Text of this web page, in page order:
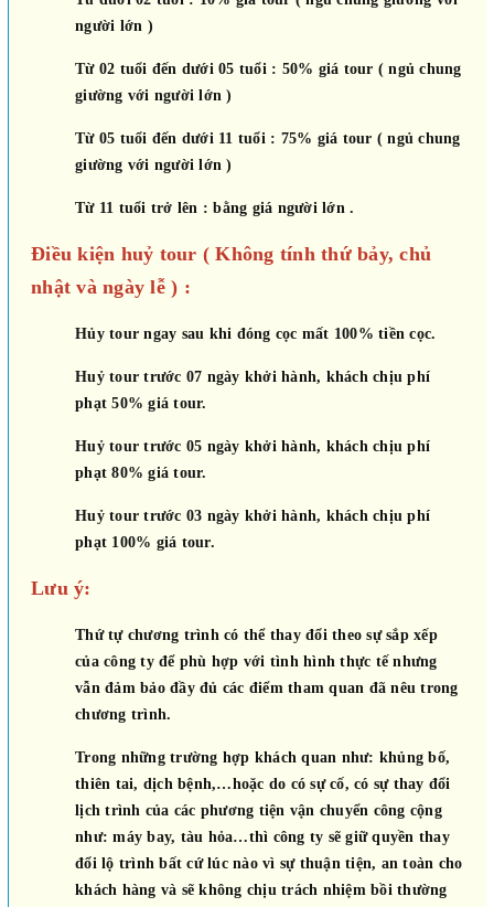
người lớn )
Từ 02 tuổi đến dưới 05 tuổi : 50% giá tour ( ngủ chung
giường với người lớn )
Từ 05 tuổi đến dưới 11 tuổi : 75% giá tour ( ngủ chung
giường với người lớn )
Từ 11 tuổi trở lên : bằng giá người lớn .
Điều kiện huỷ tour ( Không tính thứ bảy, chủ
nhật và ngày lễ ) :
Hủy tour ngay sau khi đóng cọc mất 100% tiền cọc.
Huỷ tour trước 07 ngày khởi hành, khách chịu phí
phạt 50% giá tour.
Huỷ tour trước 05 ngày khởi hành, khách chịu phí
phạt 80% giá tour.
Huỷ tour trước 03 ngày khởi hành, khách chịu phí
phạt 100% giá tour.
Lưu ý:
Thứ tự chương trình có thể thay đổi theo sự sắp xếp
của công ty để phù hợp với tình hình thực tế nhưng
vẫn đảm bảo đầy đủ các điểm tham quan đã nêu trong
chương trình.
Trong những trường hợp khách quan như: khủng bố,
thiên tai, dịch bệnh,…hoặc do có sự cố, có sự thay đổi
lịch trình của các phương tiện vận chuyển công cộng
như: máy bay, tàu hỏa…thì công ty sẽ giữ quyền thay
đổi lộ trình bất cứ lúc nào vì sự thuận tiện, an toàn cho
khách hàng và sẽ không chịu trách nhiệm bồi thường